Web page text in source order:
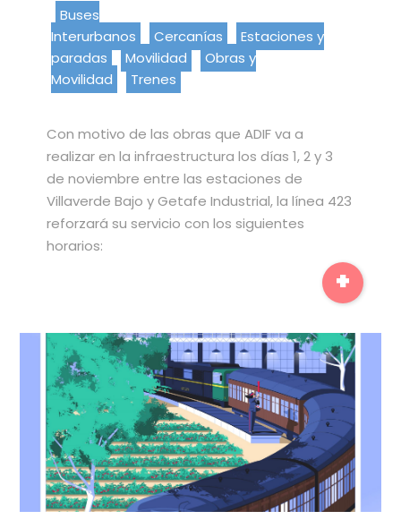
Buses
Interurbanos
Cercanías
Estaciones y
paradas
Movilidad
Obras y
Movilidad
Trenes
Con motivo de las obras que ADIF va a
realizar en la infraestructura los días 1, 2 y 3
de noviembre entre las estaciones de
Villaverde Bajo y Getafe Industrial, la línea 423
reforzará su servicio con los siguientes
horarios:
+